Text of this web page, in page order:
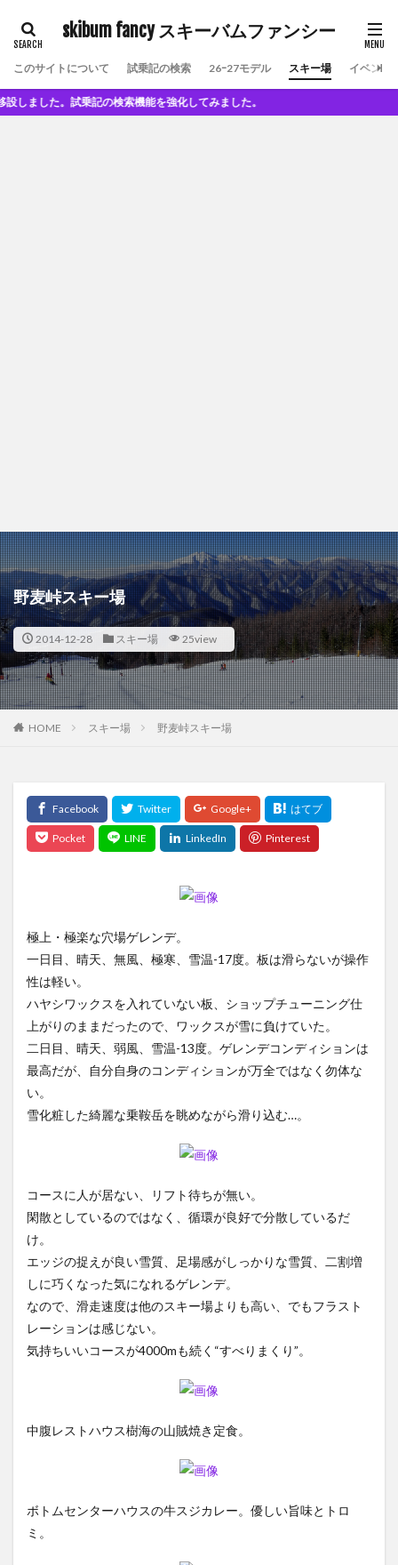
skibum fancy スキーバムファンシー
このサイトについて 試乗記の検索 26ｰ27モデル スキー場 イベント
試乗記の検索機能を強化してみました。
野麦峠スキー場
2014-12-28 スキー場 25view
HOME スキー場 野麦峠スキー場
極上・極楽な穴場ゲレンデ。
一日目、晴天、無風、極寒、雪温-17度。板は滑らないが操作
性は軽い。
ハヤシワックスを入れていない板、ショップチューニング仕
上がりのままだったので、ワックスが雪に負けていた。
二日目、晴天、弱風、雪温-13度。ゲレンデコンディションは
最高だが、自分自身のコンディションが万全ではなく勿体な
い。
雪化粧した綺麗な乗鞍岳を眺めながら滑り込む…。
コースに人が居ない、リフト待ちが無い。
閑散としているのではなく、循環が良好で分散しているだ
け。
エッジの捉えが良い雪質、足場感がしっかりな雪質、二割増
しに巧くなった気になれるゲレンデ。
なので、滑走速度は他のスキー場よりも高い、でもフラスト
レーションは感じない。
気持ちいいコースが4000mも続く“すべりまくり”。
中腹レストハウス樹海の山賊焼き定食。
ボトムセンターハウスの牛スジカレー。優しい旨味とトロ
ミ。